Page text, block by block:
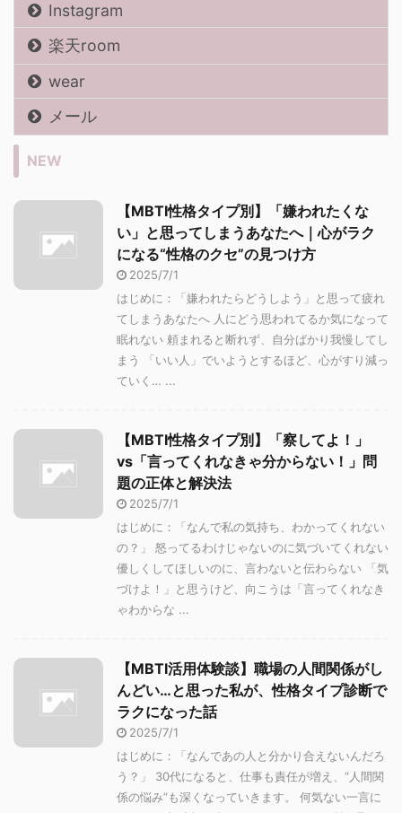
Instagram
楽天room
wear
メール
NEW
【MBTI性格タイプ別】「嫌われたくな
い」と思ってしまうあなたへ｜心がラク
になる“性格のクセ”の見つけ方
2025/7/1
はじめに：「嫌われたらどうしよう」と思って疲れ
てしまうあなたへ 人にどう思われてるか気になって
眠れない 頼まれると断れず、自分ばかり我慢してし
まう 「いい人」でいようとするほど、心がすり減っ
ていく… ...
【MBTI性格タイプ別】「察してよ！」
vs「言ってくれなきゃ分からない！」問
題の正体と解決法
2025/7/1
はじめに：「なんで私の気持ち、わかってくれない
の？」 怒ってるわけじゃないのに気づいてくれない
優しくしてほしいのに、言わないと伝わらない 「気
づけよ！」と思うけど、向こうは「言ってくれなき
ゃわからな ...
【MBTI活用体験談】職場の人間関係がし
んどい…と思った私が、性格タイプ診断で
ラクになった話
2025/7/1
はじめに：「なんであの人と分かり合えないんだろ
う？」 30代になると、仕事も責任が増え、“人間関
係の悩み”も深くなっていきます。 何気ない一言に